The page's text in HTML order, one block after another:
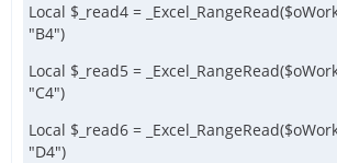
Local $_read4 =
"B4")
Local $_read5 =
"C4")
Local $_read6 =
"D4")